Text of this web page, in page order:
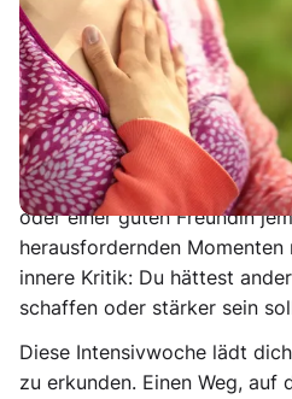
Meditiere nicht, um dich zu
reparieren. Tue es aus
heraus.
Vielleicht kennst du das: Du
funktionierst im Alltag, gibst
bist du oft strenger, als du es
oder einer guten Freundin
herausfordernden
innere Kritik: Du hättest
schaffen oder stärker sein
Diese Intensivwoche lädt
zu erkunden. Einen Weg, auf